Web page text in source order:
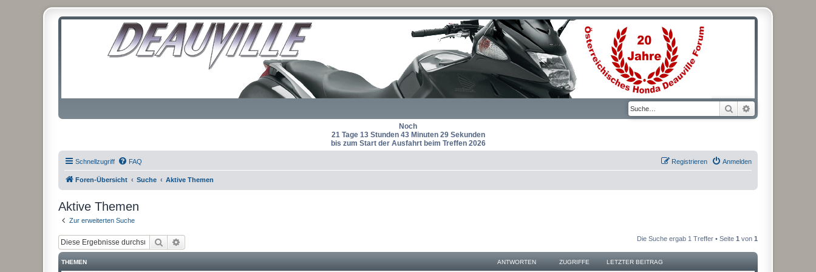
Suche
Noch
21 Tage 13 Stunden 43 Minuten 29 Sekunden
bis zum Start der Ausfahrt beim Treffen 2026
Schnellzugriff FAQ Anmelden
Registrieren
Foren-Übersicht Suche Aktive Themen
Aktive Themen
Zur erweiterten Suche
Suche Die Suche ergab 1 Treffer • Seite 1 von 1
THEMEN ANTWORTEN ZUGRIFFE LETZTER BEITRAG